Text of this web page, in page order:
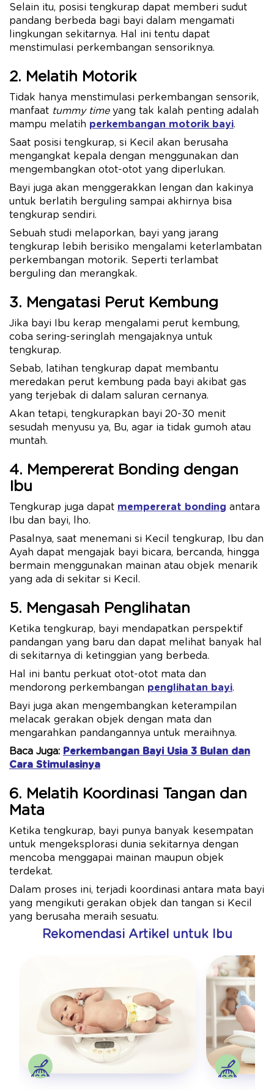
Selain itu, posisi tengkurap dapat memberi sudut
pandang berbeda bagi bayi dalam mengamati
lingkungan sekitarnya. Hal ini tentu dapat
menstimulasi perkembangan sensoriknya.
2. Melatih Motorik
Tidak hanya menstimulasi perkembangan sensorik,
manfaat tummy timeyang tak kalah penting adalah
mampu melatih perkembangan motorik bayi.
Saat posisi tengkurap, si Kecil akan berusaha
mengangkat kepala dengan menggunakan dan
mengembangkan otot-otot yang diperlukan.
Bayi juga akan menggerakkan lengan dan kakinya
untuk berlatih berguling sampai akhirnya bisa
tengkurap sendiri.
Sebuah studi melaporkan, bayi yang jarang
tengkurap lebih berisiko mengalami keterlambatan
perkembangan motorik. Seperti terlambat
berguling dan merangkak.
3. Mengatasi Perut Kembung
Jika bayi Ibu kerap mengalami perut kembung,
coba sering-seringlah mengajaknya untuk
tengkurap.
Sebab, latihan tengkurap dapat membantu
meredakan perut kembung pada bayi akibat gas
yang terjebak di dalam saluran cernanya.
Akan tetapi, tengkurapkan bayi 20-30 menit
sesudah menyusu ya, Bu, agar ia tidak gumoh atau
muntah.
4. Mempererat Bonding dengan
Ibu
Tengkurap juga dapat mempererat bonding antara
Ibu dan bayi, lho.
Pasalnya, saat menemani si Kecil tengkurap, Ibu dan
Ayah dapat mengajak bayi bicara, bercanda, hingga
bermain menggunakan mainan atau objek menarik
yang ada di sekitar si Kecil.
5. Mengasah Penglihatan
Ketika tengkurap, bayi mendapatkan perspektif
pandangan yang baru dan dapat melihat banyak hal
di sekitarnya di ketinggian yang berbeda.
Hal ini bantu perkuat otot-otot mata dan
mendorong perkembangan penglihatan bayi.
Bayi juga akan mengembangkan keterampilan
melacak gerakan objek dengan mata dan
mengarahkan pandangannya untuk meraihnya.
Baca Juga: Perkembangan Bayi Usia 3 Bulan dan
Cara Stimulasinya
6. Melatih Koordinasi Tangan dan
Mata
Ketika tengkurap, bayi punya banyak kesempatan
untuk mengeksplorasi dunia sekitarnya dengan
mencoba menggapai mainan maupun objek
terdekat.
Dalam proses ini, terjadi koordinasi antara mata bayi
yang mengikuti gerakan objek dan tangan si Kecil
yang berusaha meraih sesuatu.
Rekomendasi Artikel untuk Ibu